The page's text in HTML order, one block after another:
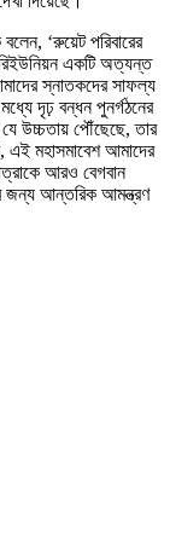
‘রুয়েট পরিবারের
একটি অত্যন্ত
স্নাতকদের সাফল্য
দৃঢ় বন্ধন পুনর্গঠনের
উচ্চতায় পৌঁছেছে, তার
এই মহাসমাবেশ আমাদের
আরও বেগবান
জন্য আন্তরিক আমন্ত্রণ